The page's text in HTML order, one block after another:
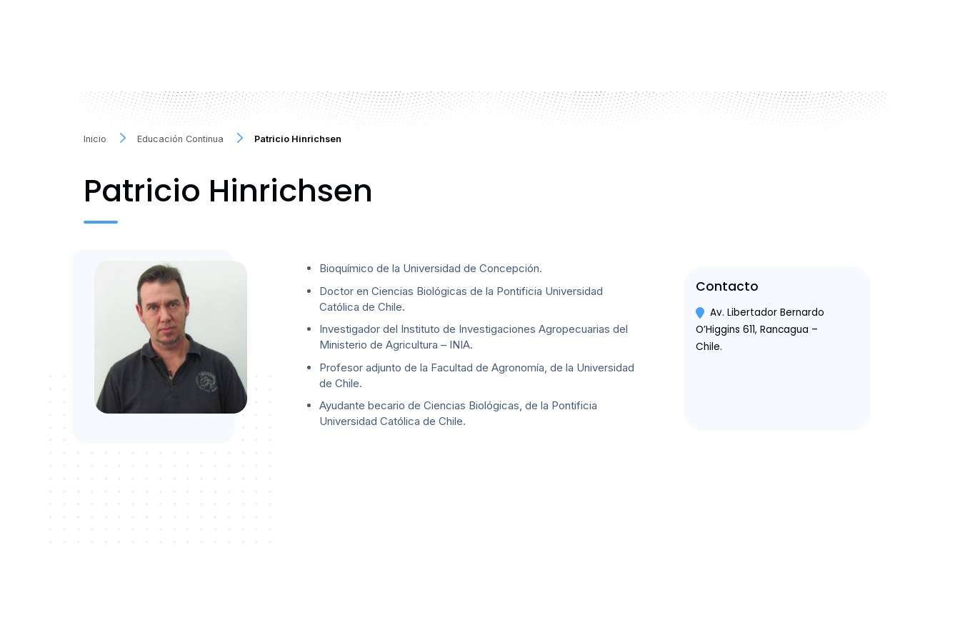
Inicio Educación Continua Patricio Hinrichsen
Patricio Hinrichsen
Bioquímico de la Universidad de Concepción.
Doctor en Ciencias Biológicas de la Pontificia Universidad
Católica de Chile.
Investigador del Instituto de Investigaciones Agropecuarias del
Ministerio de Agricultura – INIA.
Profesor adjunto de la Facultad de Agronomía, de la Universidad
de Chile.
Ayudante becario de Ciencias Biológicas, de la Pontificia
Universidad Católica de Chile.
Contacto
Av. Libertador Bernardo
O’Higgins 611, Rancagua –
Chile.